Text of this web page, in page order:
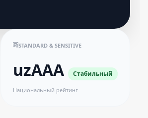
STANDARD & SENSITIVE
uzAAA Стабильный
Национальный рейтинг